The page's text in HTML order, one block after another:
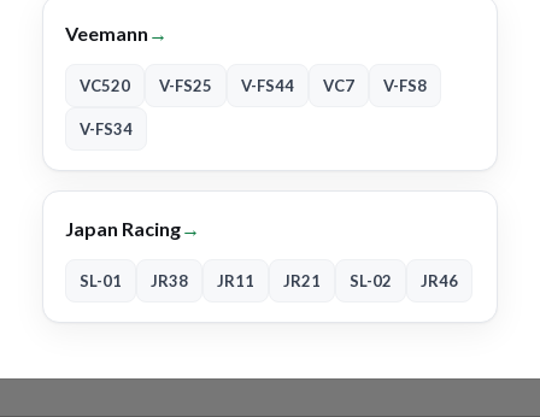
Veemann →
VC520 V-FS25 V-FS44 VC7 V-FS8
V-FS34
Japan Racing→
SL-01 JR38 JR11 JR21 SL-02 JR46